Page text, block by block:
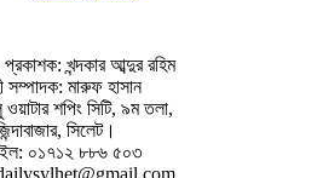
খন্দকার আব্দুর রহিম
সম্পাদক: মারুফ হাসান
শপিং সিটি, ৯ম তলা,
সিলেট।
০১৭১২ ৮৮৬ ৫০৩